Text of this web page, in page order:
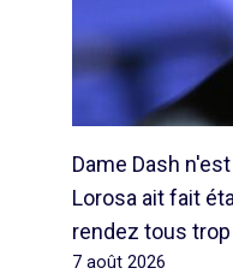
Dame Dash
Lorosa ait fait
rendez tous
7 août 2026